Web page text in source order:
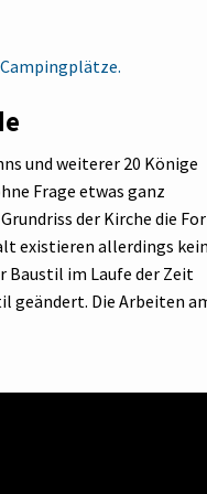
und weiterer 20 Könige
Frage etwas ganz
der Kirche die
existieren allerdings
Baustil im Laufe der Zeit
geändert. Die Arbeiten